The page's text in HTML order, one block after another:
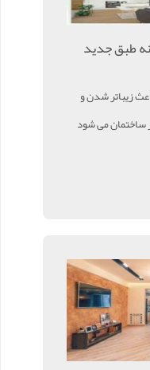
طبق جدید
زیباتر شدن و
ساختمان می شود